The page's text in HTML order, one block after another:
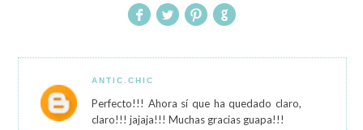
ANTIC.CHIC
Perfecto!!! Ahora sí que ha quedado claro,
claro!!! jajaja!!! Muchas gracias guapa!!!